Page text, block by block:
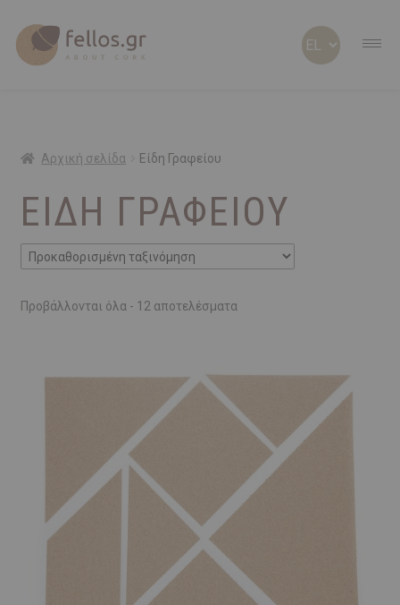
ABOUT US
ΠΡΟΣΩΠΟΠΟΙΗΜΕΝΑ
ΦΕΛΛΟΣ Β2Β
SHOP
Αρχική σελίδα Είδη Γραφείου
ΕΊΔΗ ΓΡΑΦΕΊΟΥ
Προβάλλονται όλα - 12 αποτελέσματα